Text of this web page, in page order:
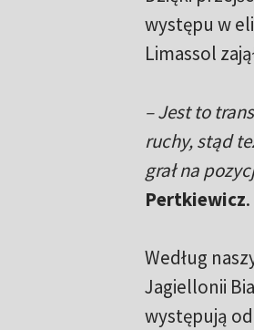
występu w
Limassol
– Jest to
ruchy, stąd
grał na
Pertkiewicz.
Według
Jagiellonii
występują